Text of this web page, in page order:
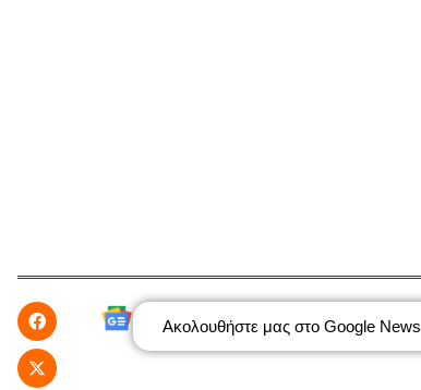
Ακολουθήστε μας στο Google News